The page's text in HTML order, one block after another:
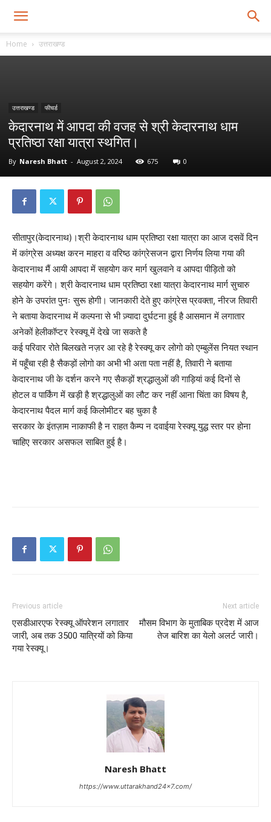
Home उत्तराखण्ड
उत्तराखण्ड फीचर्ड
केदारनाथ में आपदा की वजह से श्री केदारनाथ धाम
प्रतिष्ठा रक्षा यात्रा स्थगित।
By Naresh Bhatt - August 2, 2024 675 0
सीतापुर(केदारनाथ)।श्री केदारनाथ धाम प्रतिष्ठा रक्षा यात्रा का आज दसवें दिन
में कांग्रेस अध्यक्ष करन माहरा व वरिष्ठ कांग्रेसजन द्वारा निर्णय लिया गया की
केदारनाथ मैं आयी आपदा में सहयोग कर मार्ग खुलवाने व आपदा पीड़ितो को
सहयोग करेंगे। श्री केदारनाथ धाम प्रतिष्ठा रक्षा यात्रा केदारनाथ मार्ग सुचारु
होने के उपरांत पुनः सुरू होगी। जानकारी देते हुए कांग्रेस प्रवक्ता, नीरज तिवारी
ने बताया केदारनाथ में कल्पना से भी ज़्यादा दुर्घटना हुई है आसमान में लगातार
अनेकों हेलीकॉप्टर रेस्क्यू में देखे जा सकते है
कई परिवार रोते बिलखते नज़र आ रहे है रेस्क्यू कर लोगो को एम्बुलेंस नियत स्थान
में पहूँचा रही है सैकड़ों लोगो का अभी भी अता पता नहीं है, तिवारी ने बताया
केदारनाथ जी के दर्शन करने गए सैकड़ों श्रद्धालुओं की गाड़ियां कई दिनों से
होटल व पार्किंग में खड़ी है श्रद्धालुओं का लौट कर नहीं आना चिंता का विषय है,
केदारनाथ पैदल मार्ग कई किलोमीटर बह चुका है
सरकार के इंतज़ाम नाकाफी है न राहत कैम्प न दवाईया रेस्क्यू युद्ध स्तर पर होना
चाहिए सरकार असफल साबित हुई है।
Previous article
एसडीआरएफ रेस्क्यू ऑपरेशन लगातार
जारी, अब तक 3500 यात्रियों को किया
गया रेस्क्यू।
Next article
मौसम विभाग के मुताबिक प्रदेश में आज
तेज बारिश का येलो अलर्ट जारी।
Naresh Bhatt
https://www.uttarakhand24x7.com/